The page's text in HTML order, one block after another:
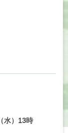
水）13時